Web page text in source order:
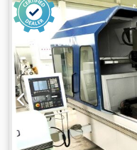
mm / y 200 mm / z 220
Codet N Adbspfx Ai Rjrf